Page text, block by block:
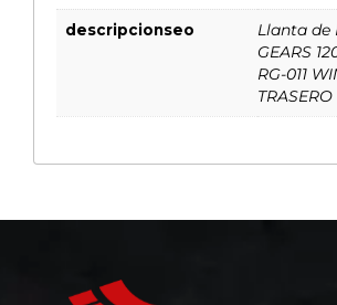
descripcionseo
Llanta de
GEARS
RG-011
TRASERO